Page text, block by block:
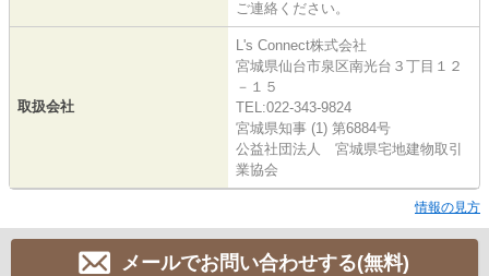
ご連絡ください。
取扱会社
L's Connect株式会社
宮城県仙台市泉区南光台３丁目１２
－１５
TEL:022-343-9824
宮城県知事 (1) 第6884号
公益社団法人 宮城県宅地建物取引
業協会
情報の見方
メールでお問い合わせする(無料)